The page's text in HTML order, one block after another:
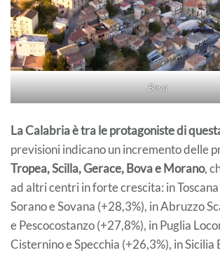
Bova
La Calabria è tra le protagoniste di
previsioni indicano un incremento delle
Tropea, Scilla, Gerace, Bova e Morano,
ad altri centri in forte crescita: in
Sorano e Sovana (+28,3%), in Abruzzo
e Pescocostanzo (+27,8%), in Puglia
Cisternino e Specchia (+26,3%), in Sicilia